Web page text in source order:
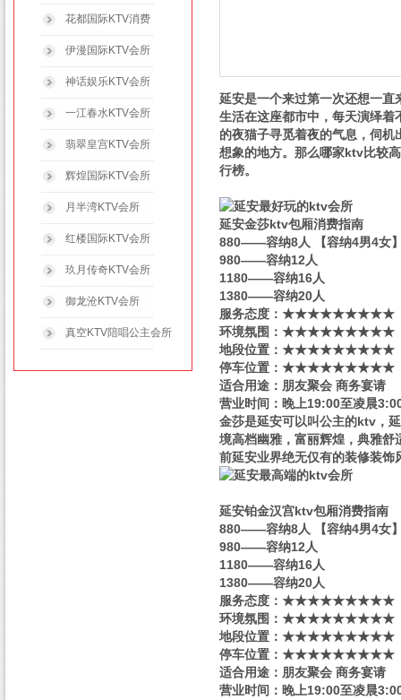
花都国际KTV消费
伊漫国际KTV会所
神话娱乐KTV会所
一江春水KTV会所
翡翠皇宫KTV会所
辉煌国际KTV会所
月半湾KTV会所
红楼国际KTV会所
玖月传奇KTV会所
御龙沧KTV会所
真空KTV陪唱公主会所
延安是一个来过第一次还想一
生活在这座都市中，每天演绎
的夜猫子寻觅着夜的气息，伺
想象的地方。那么哪家ktv比较
行榜。
延安金莎ktv包厢消费指南
880——容纳8人 【容纳4男4女
980——容纳12人
1180——容纳16人
1380——容纳20人
服务态度：★★★★★★★★★
环境氛围：★★★★★★★★★
地段位置：★★★★★★★★★
停车位置：★★★★★★★★★
适合用途：朋友聚会 商务宴请
营业时间：晚上19:00至凌晨
金莎是延安可以叫公主的ktv，
境高档幽雅，富丽辉煌，典雅
前延安业界绝无仅有的装修装
延安铂金汉宫ktv包厢消费指南
880——容纳8人 【容纳4男4女
980——容纳12人
1180——容纳16人
1380——容纳20人
服务态度：★★★★★★★★★
环境氛围：★★★★★★★★★
地段位置：★★★★★★★★★
停车位置：★★★★★★★★★
适合用途：朋友聚会 商务宴请
营业时间：晚上19:00至凌晨